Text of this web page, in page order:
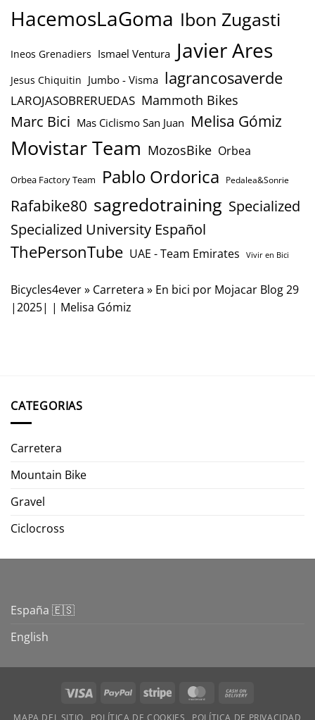
HacemosLaGoma Ibon Zugasti
Ineos Grenadiers Ismael Ventura Javier Ares
Jesus Chiquitin Jumbo - Visma lagrancosaverde
LAROJASOBRERUEDAS Mammoth Bikes
Marc Bici Mas Ciclismo San Juan Melisa Gómiz
Movistar Team MozosBike Orbea
Orbea Factory Team Pablo Ordorica Pedalea&Sonrie
Rafabike80 sagredotraining Specialized
Specialized University Español
ThePersonTube UAE - Team Emirates Vivir en Bici
Bicycles4ever» Carretera » En bici por Mojacar Blog 29
|2025| | Melisa Gómiz
CATEGORIAS
Carretera
Mountain Bike
Gravel
Ciclocross
España 🇪🇸
English
Visa PayPal Stripe MasterCard
MAPA DEL SITIO POLÍTICA DE COOKIES POLÍTICA DE PRIVACIDAD